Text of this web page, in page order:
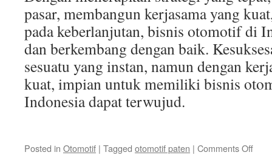
pasar, membangun kerjasama yang
pada keberlanjutan, bisnis otomotif di
dan berkembang dengan baik.
sesuatu yang instan, namun dengan
kuat, impian untuk memiliki bisnis
Indonesia dapat terwujud.
Posted in Otomotif | Tagged otomotif paten | Comments Offon